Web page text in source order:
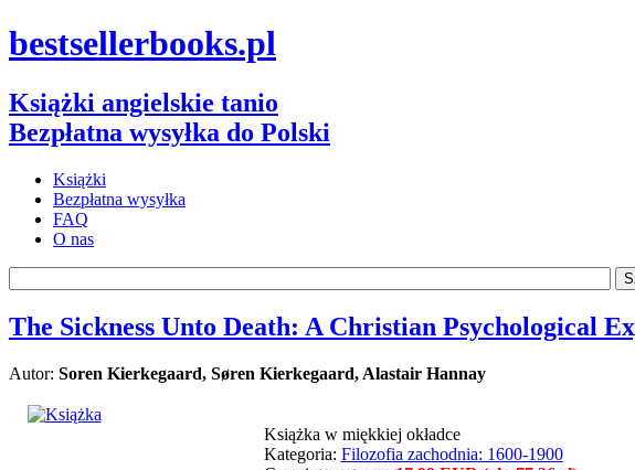
bestsellerbooks.pl
Książki angielskie tanio
Bezpłatna wysyłka do Polski
Książki
Bezpłatna wysyłka
FAQ
O nas
The Sickness Unto Death: A Christian Psychological
Autor: Soren Kierkegaard, Søren Kierkegaard, Alastair Hannay
Książka w miękkiej okładce
Kategoria: Filozofia zachodnia: 1600-1900